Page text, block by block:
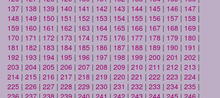
137 | 138 | 139 | 140 | 141 | 142 | 143 | 144 | 145 | 146 | 147 |
148 | 149 | 150 | 151 | 152 | 153 | 154 | 155 | 156 | 157 | 158 |
159 | 160 | 161 | 162 | 163 | 164 | 165 | 166 | 167 | 168 | 169 |
170 | 171 | 172 | 173 | 174 | 175 | 176 | 177 | 178 | 179 | 180 |
181 | 182 | 183 | 184 | 185 | 186 | 187 | 188 | 189 | 190 | 191 |
192 | 193 | 194 | 195 | 196 | 197 | 198 | 199 | 200 | 201 | 202 |
203 | 204 | 205 | 206 | 207 | 208 | 209 | 210 | 211 | 212 | 213 |
214 | 215 | 216 | 217 | 218 | 219 | 220 | 221 | 222 | 223 | 224 |
225 | 226 | 227 | 228 | 229 | 230 | 231 | 232 | 233 | 234 | 235 |
236 | 237 | 238 | 239 | 240 | 241 | 242 | 243 | 244 | 245 | 246 |